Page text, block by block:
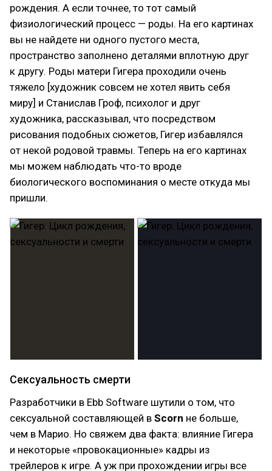
рождения. А если точнее, то тот самый
физиологический процесс — роды. На его картинах
вы не найдете ни одного пустого места,
пространство заполнено деталями вплотную друг
к другу. Роды матери Гигера проходили очень
тяжело [художник совсем не хотел явить себя
миру] и Станислав Гроф, психолог и друг
художника, рассказывал, что посредством
рисования подобных сюжетов, Гигер избавлялся
от некой родовой травмы. Теперь на его картинах
мы можем наблюдать что-то вроде
биологического воспоминания о месте откуда мы
пришли.
Сексуальность смерти
Разработчики в Ebb Software шутили о том, что
сексуальной составляющей в Scorn не больше,
чем в Марио. Но свяжем два факта: влияние Гигера
и некоторые «провокационные» кадры из
трейлеров к игре. А уж при прохождении игры все